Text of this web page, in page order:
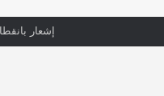
إلى التدخل بعد تداول صور